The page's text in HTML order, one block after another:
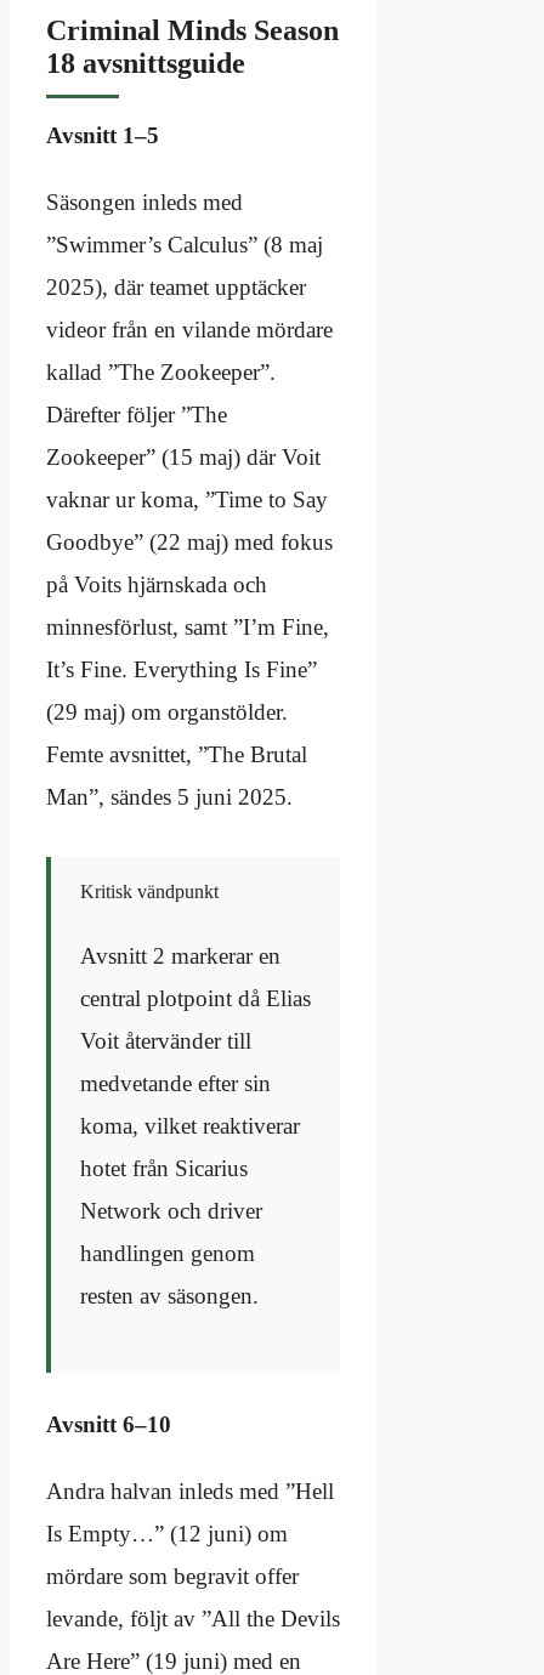
Criminal Minds Season
18 avsnittsguide
Avsnitt 1–5
Säsongen inleds med
”Swimmer’s Calculus” (8 maj
2025), där teamet upptäcker
videor från en vilande mördare
kallad ”The Zookeeper”.
Därefter följer ”The
Zookeeper” (15 maj) där Voit
vaknar ur koma, ”Time to Say
Goodbye” (22 maj) med fokus
på Voits hjärnskada och
minnesförlust, samt ”I’m Fine,
It’s Fine. Everything Is Fine”
(29 maj) om organstölder.
Femte avsnittet, ”The Brutal
Man”, sändes 5 juni 2025.
Kritisk vändpunkt
Avsnitt 2 markerar en
central plotpoint då Elias
Voit återvänder till
medvetande efter sin
koma, vilket reaktiverar
hotet från Sicarius
Network och driver
handlingen genom
resten av säsongen.
Avsnitt 6–10
Andra halvan inleds med ”Hell
Is Empty…” (12 juni) om
mördare som begravit offer
levande, följt av ”All the Devils
Are Here” (19 juni) med en